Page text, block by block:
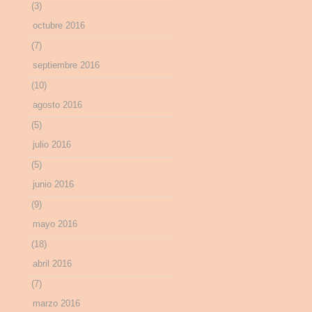
(3)
octubre 2016
(7)
septiembre 2016
(10)
agosto 2016
(5)
julio 2016
(5)
junio 2016
(9)
mayo 2016
(18)
abril 2016
(7)
marzo 2016